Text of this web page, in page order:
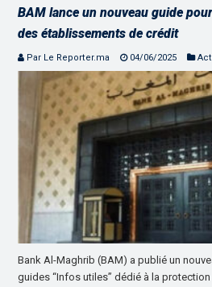
BAM lance un nouveau guide
des établissements de crédit
Par Le Reporter.ma 04/06/2025
Bank Al-Maghrib (BAM) a publié un
guides “Infos utiles” dédié à la